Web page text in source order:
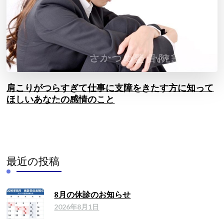
肩こりがつらすぎて仕事に支障をきたす方に知って
ほしいあなたの感情のこと
最近の投稿
8月の休診のお知らせ
2026年8月1日